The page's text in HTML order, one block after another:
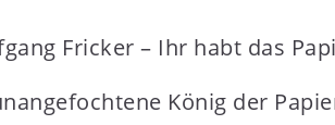
Fricker – Ihr habt das
König der